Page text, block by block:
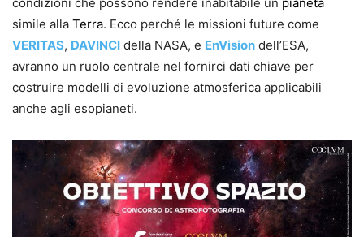
simile alla Terra. Ecco perché le missioni future come
VERITAS, DAVINCI della NASA, e EnVision dell’ESA,
avranno un ruolo centrale nel fornirci dati chiave per
costruire modelli di evoluzione atmosferica applicabili
anche agli esopianeti.